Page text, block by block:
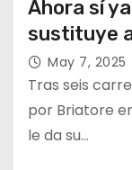
Ahora sí
sustituye
May 7, 2025
Tras seis
por Briatore
le da su…